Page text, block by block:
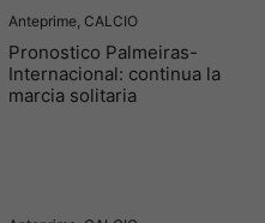
Anteprime CALCIO
Pronostico Palmeiras-
Internacional: continua la
marcia solitaria